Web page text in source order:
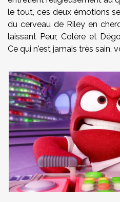
le tout, ces deux émotions
du cerveau de Riley en
laissant Peur, Colère et
Ce qui n'est jamais très sain,